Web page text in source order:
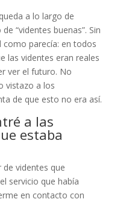
a lo largo de
“videntes buenas”. Sin
parecía: en todos
las videntes eran reales
ver el futuro. No
vistazo a los
de que esto no era así.
a las
estaba
videntes que
servicio que había
en contacto con